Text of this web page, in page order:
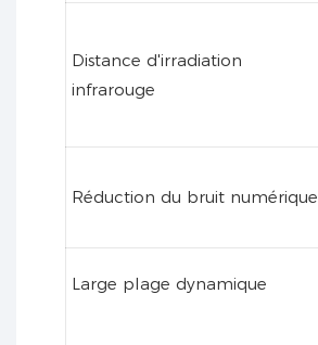
Distance d'irradiation
infrarouge
Réduction du bruit numérique
Large plage dynamique